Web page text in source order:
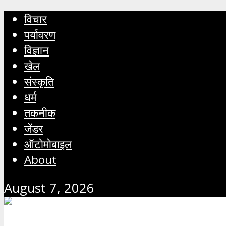
विचार
पर्यावरण
विज्ञान
खेल
संस्कृति
धर्म
तकनीक
जेंडर
ऑटोमोबाइल
About
August 7, 2026